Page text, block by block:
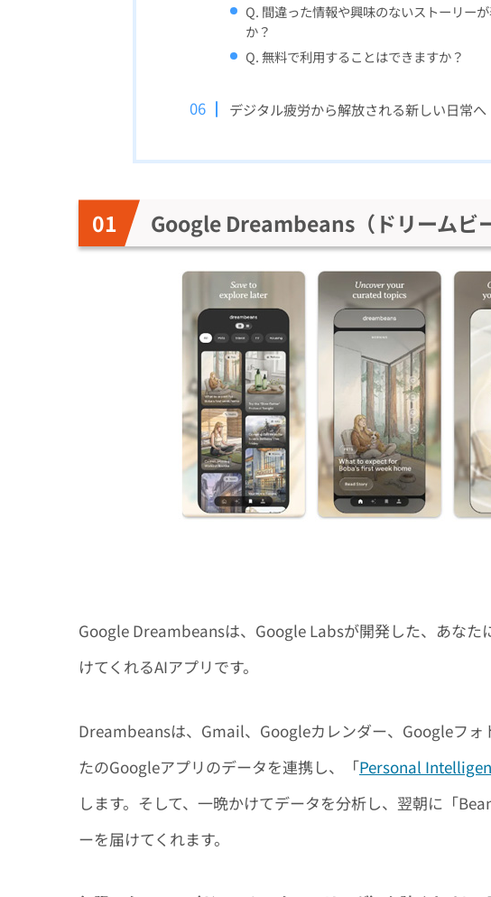
Q. 間違った情報や興味のないストーリー
か？
Q. 無料で利用することはできますか？
デジタル疲労から解放される新しい日常へ
Google Dreambeans（ドリームビ
Google Dreambeansは、Google Labsが開発した、あなた
けてくれるAIアプリです。
Dreambeansは、Gmail、Googleカレンダー、Googleフォ
たのGoogleアプリのデータを連携し、「Personal
します。そして、一晩かけてデータを分析し、翌朝に「
ーを届けてくれます。